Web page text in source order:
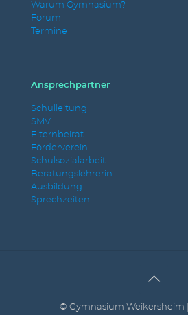
Warum Gymnasium?
Forum
Termine
Ansprechpartner
Schulleitung
SMV
Elternbeirat
Förderverein
Schulsozialarbeit
Beratungslehrerin
Ausbildung
Sprechzeiten
© Gymnasium Weikersheim |